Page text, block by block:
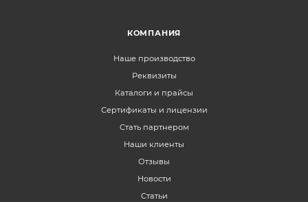
КОМПАНИЯ
Наше производство
Реквизиты
Каталоги и прайсы
Сертификаты и лицензии
Стать партнером
Наши клиенты
Отзывы
Новости
Статьи